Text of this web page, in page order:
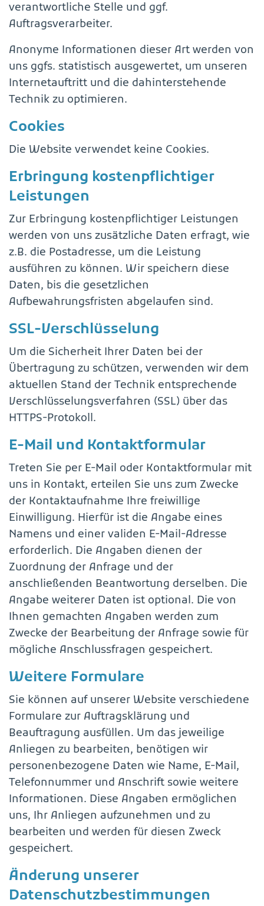
verantwortliche Stelle und ggf.
Auftragsverarbeiter.
Anonyme Informationen dieser Art werden von
uns ggfs. statistisch ausgewertet, um unseren
Internetauftritt und die dahinterstehende
Technik zu optimieren.
Cookies
Die Website verwendet keine Cookies.
Erbringung kostenpflichtiger
Leistungen
Zur Erbringung kostenpflichtiger Leistungen
werden von uns zusätzliche Daten erfragt, wie
z.B. die Postadresse, um die Leistung
ausführen zu können. Wir speichern diese
Daten, bis die gesetzlichen
Aufbewahrungsfristen abgelaufen sind.
SSL-Verschlüsselung
Um die Sicherheit Ihrer Daten bei der
Übertragung zu schützen, verwenden wir dem
aktuellen Stand der Technik entsprechende
Verschlüsselungsverfahren (SSL) über das
HTTPS-Protokoll.
E-Mail und Kontaktformular
Treten Sie per E-Mail oder Kontaktformular mit
uns in Kontakt, erteilen Sie uns zum Zwecke
der Kontaktaufnahme Ihre freiwillige
Einwilligung. Hierfür ist die Angabe eines
Namens und einer validen E-Mail-Adresse
erforderlich. Die Angaben dienen der
Zuordnung der Anfrage und der
anschließenden Beantwortung derselben. Die
Angabe weiterer Daten ist optional. Die von
Ihnen gemachten Angaben werden zum
Zwecke der Bearbeitung der Anfrage sowie für
mögliche Anschlussfragen gespeichert.
Weitere Formulare
Sie können auf unserer Website verschiedene
Formulare zur Auftragsklärung und
Beauftragung ausfüllen. Um das jeweilige
Anliegen zu bearbeiten, benötigen wir
personenbezogene Daten wie Name, E-Mail,
Telefonnummer und Anschrift sowie weitere
Informationen. Diese Angaben ermöglichen
uns, Ihr Anliegen aufzunehmen und zu
bearbeiten und werden für diesen Zweck
gespeichert.
Änderung unserer
Datenschutzbestimmungen